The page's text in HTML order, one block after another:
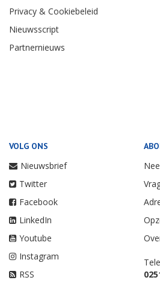
Privacy & Cookiebeleid
Nieuwsscript
Partnernieuws
VOLG ONS
Nieuwsbrief
Twitter
Facebook
LinkedIn
Youtube
Instagram
RSS